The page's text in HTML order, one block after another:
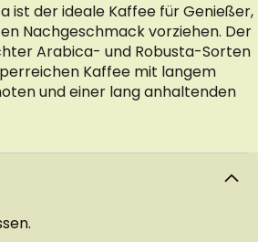
ist der ideale Kaffee für Genießer,
Nachgeschmack vorziehen. Der
Arabica- und Robusta-Sorten
Kaffee mit langem
und einer lang anhaltenden